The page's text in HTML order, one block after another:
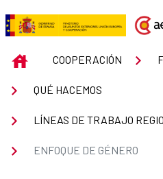
Skip to Main Content
Enfoque de
INICIOCOOPERACIÓN
QUÉ HACEMOS
LÍNEAS DE TRABAJO
ENFOQUE DE GÉNERO